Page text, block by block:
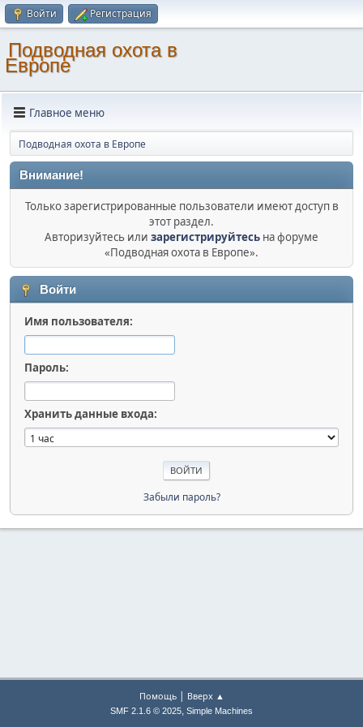
Войти Регистрация
Подводная охота в
Европе
Главное меню
Подводная охота в Европе
Внимание!
Только зарегистрированные пользователи имеют доступ в
этот раздел.
Авторизуйтесь или зарегистрируйтесь на форуме
«Подводная охота в Европе».
Войти
Имя пользователя:
Пароль:
Хранить данные входа:
Забыли пароль?
Помощь| Вверх ▲
SMF 2.1.6 © 2025, Simple Machines